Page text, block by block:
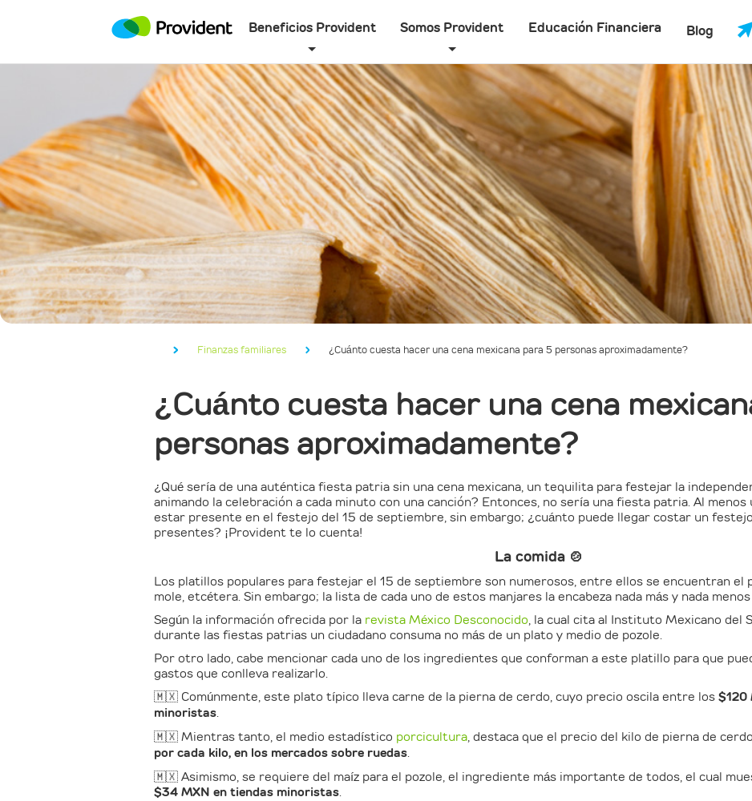
Beneficios Provident Somos Provident Educación Financiera Blog
Finanzas familiares ¿Cuánto cuesta hacer una cena mexicana para 5 personas aproximadamente?
¿Cuánto cuesta hacer una cena
personas aproximadamente?
¿Qué sería de una auténtica fiesta patria sin una cena mexicana, un tequilita para festejar la
animando la celebración a cada minuto con una canción? Entonces, no sería una fiesta patria. Al
estar presente en el festejo del 15 de septiembre, sin embargo; ¿cuánto puede llegar costar un
presentes? ¡Provident te lo cuenta!
La comida 🍲
Los platillos populares para festejar el 15 de septiembre son numerosos, entre ellos se encuentran el
mole, etcétera. Sin embargo; la lista de cada uno de estos manjares la encabeza nada más y nada
Según la información ofrecida por la revista México Desconocido, la cual cita al Instituto Mexicano del
durante las fiestas patrias un ciudadano consuma no más de un plato y medio de pozole.
Por otro lado, cabe mencionar cada uno de los ingredientes que conforman a este platillo para que
gastos que conlleva realizarlo.
🇲🇽 Comúnmente, este plato típico lleva carne de la pierna de cerdo, cuyo precio oscila entre los $120
minoristas.
🇲🇽 Mientras tanto, el medio estadístico porcicultura, destaca que el precio del kilo de pierna de
por cada kilo, en los mercados sobre ruedas.
🇲🇽 Asimismo, se requiere del maíz para el pozole, el ingrediente más importante de todos, el cual
$34 MXN en tiendas minoristas.